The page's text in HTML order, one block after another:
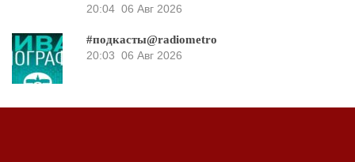
20:04 06 Авг 2026
#подкасты@radiometro
20:03 06 Авг 2026